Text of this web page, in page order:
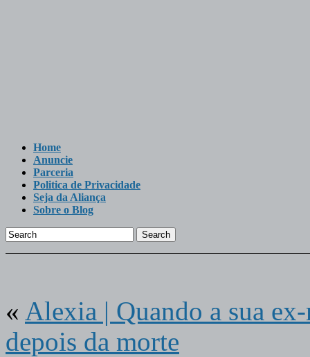
Home
Anuncie
Parceria
Politica de Privacidade
Seja da Aliança
Sobre o Blog
Search
« Alexia | Quando a sua
depois da morte